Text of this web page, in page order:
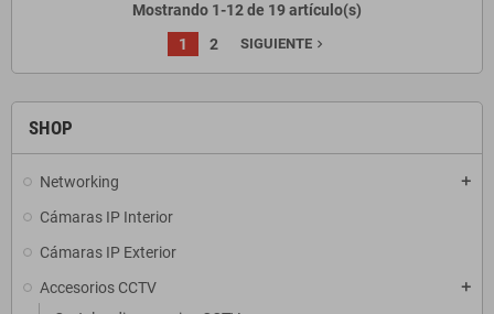
SHOP
Networking add
Cámaras IP Interior
Cámaras IP Exterior
Accesorios CCTV
add
Mostrando 1-12 de 19 artículo(s)
1
2 SIGUIENTEnavigate_next